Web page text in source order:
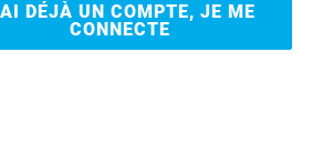
DÉJÀ UN COMPTE, JE ME
CONNECTE